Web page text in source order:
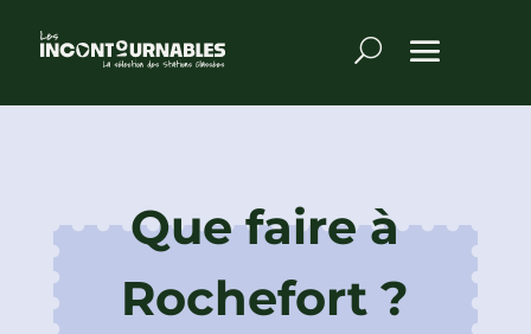
Que faire à
Rochefort ?